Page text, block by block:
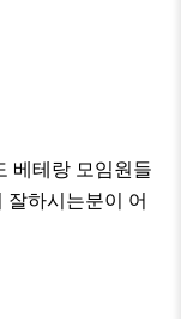
베테랑 모임원들
잘하시는분이 어